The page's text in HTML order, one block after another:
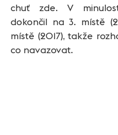
chuť zde. V
dokončil na 3. místě
místě (2017), takže
co navazovat.